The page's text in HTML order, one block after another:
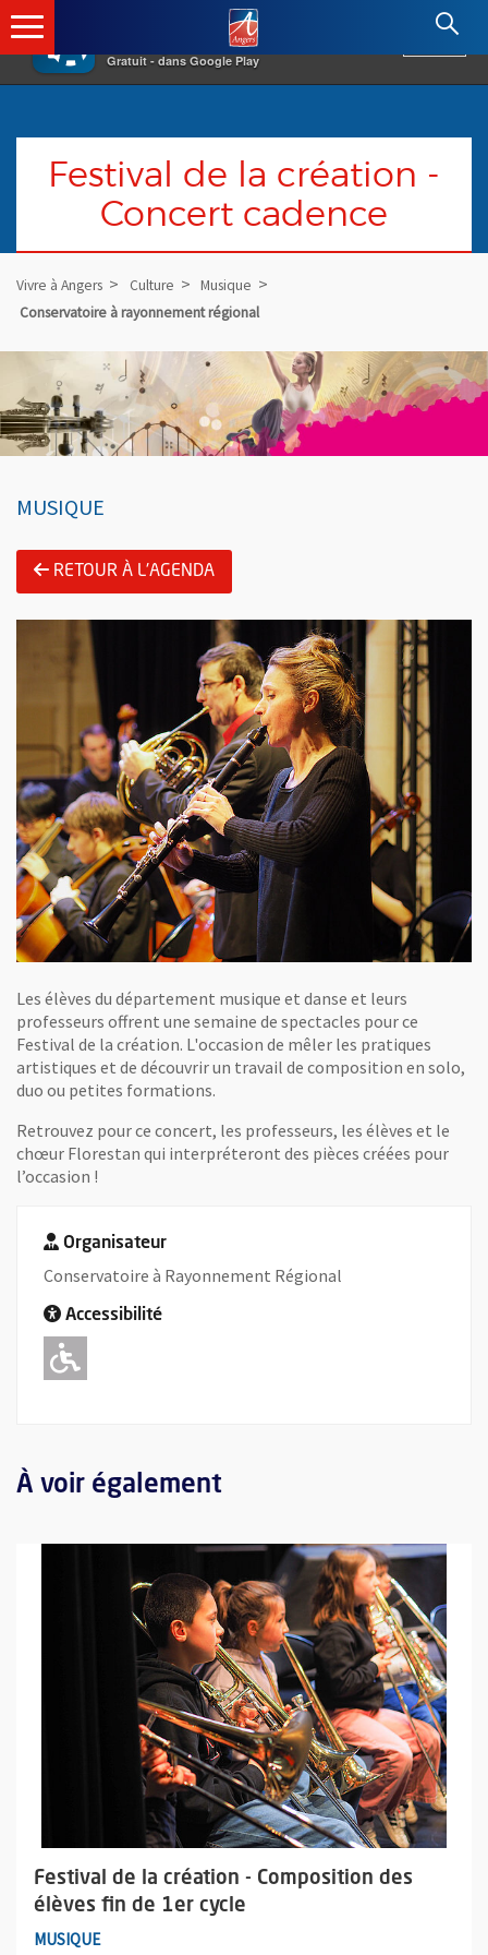
×
Gratuit - dans Google Play
Angers.fr : Retour à l'accueil
Festival de la création -
Concert cadence
Vivre à Angers Culture
Musique
Conservatoire à rayonnement régional
MUSIQUE
RETOUR À L'AGENDA
Les élèves du département musique et danse et leurs
professeurs offrent une semaine de spectacles pour ce
Festival de la création. L'occasion de mêler les pratiques
artistiques et de découvrir un travail de composition en solo,
duo ou petites formations.
Retrouvez pour ce concert, les professeurs, les élèves et le
chœur Florestan qui interpréteront des pièces créées pour
l’occasion !
Organisateur
Conservatoire à Rayonnement Régional
Accessibilité
Adapté pour l'handicap Moteur
À voir également
Festival de la création - Composition des
élèves fin de 1er cycle
MUSIQUE
Plus d'information sur l'évènement : Festival de la création -